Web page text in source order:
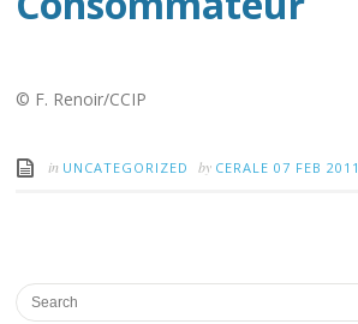
© F. Renoir/CCIP
in UNCATEGORIZED by CERALE07 FEB 2011